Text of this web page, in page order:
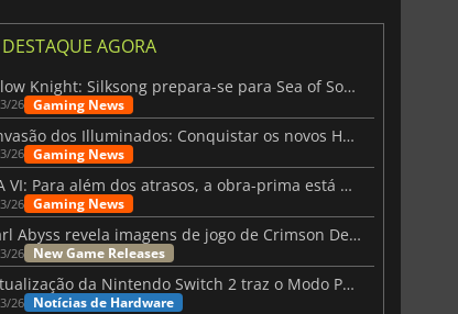
AGORA
Hollow Knight: Silksong prepara-se para Sea of Sorrow com um patch
26 Gaming News
A Invasão dos Illuminados: Conquistar os novos Helldivers 2 Atualização!
26 Gaming News
GTA VI: Para além dos atrasos, a obra-prima está quase a chegar
26 Gaming News
Pearl Abyss revela imagens de jogo de Crimson Desert para a PS5
26 New Game Releases
A atualização da Nintendo Switch 2 traz o Modo Portátil aos jogos mais antigos da Switch
26 Notícias de Hardware